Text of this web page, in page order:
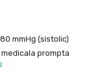
mmHg (sistolic)
prompta